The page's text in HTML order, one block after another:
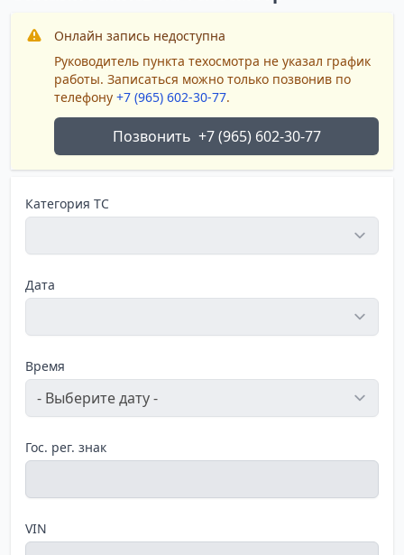
Онлайн запись недоступна
Руководитель пункта техосмотра не указал график
работы. Записаться можно только позвонив по
телефону +7 (965) 602-30-77.
Позвонить +7 (965) 602-30-77
Категория ТС
Дата
Время
Гос. рег. знак
VIN